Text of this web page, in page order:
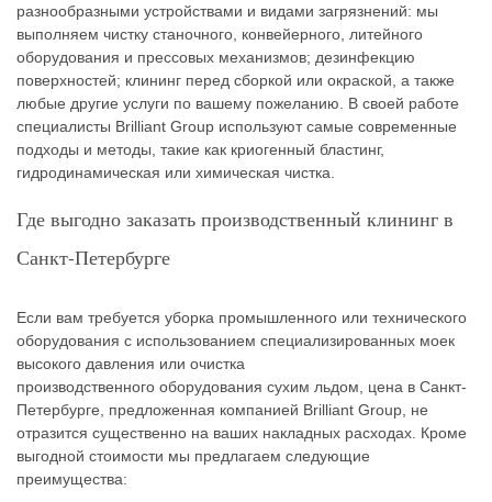
разнообразными устройствами и видами загрязнений: мы
выполняем чистку станочного, конвейерного, литейного
оборудования и прессовых механизмов; дезинфекцию
поверхностей; клининг перед сборкой или окраской, а также
любые другие услуги по вашему пожеланию. В своей работе
специалисты Brilliant Group используют самые современные
подходы и методы, такие как криогенный бластинг,
гидродинамическая или химическая чистка.
Где выгодно заказать производственный клининг в
Санкт-Петербурге
Если вам требуется уборка промышленного или технического
оборудования с использованием специализированных моек
высокого давления или очистка
производственного оборудования сухим льдом, цена в Санкт-
Петербурге, предложенная компанией Brilliant Group, не
отразится существенно на ваших накладных расходах. Кроме
выгодной стоимости мы предлагаем следующие
преимущества: